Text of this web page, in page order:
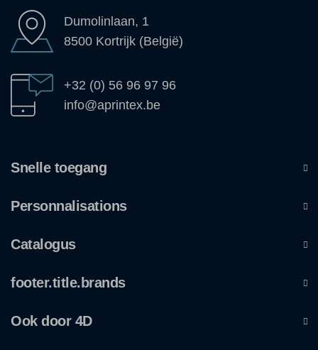
Dumolinlaan, 1
8500 Kortrijk (België)
+32 (0) 56 96 97 96
info@aprintex.be
Snelle toegang
Personnalisations
Catalogus
footer.title.brands
Ook door 4D